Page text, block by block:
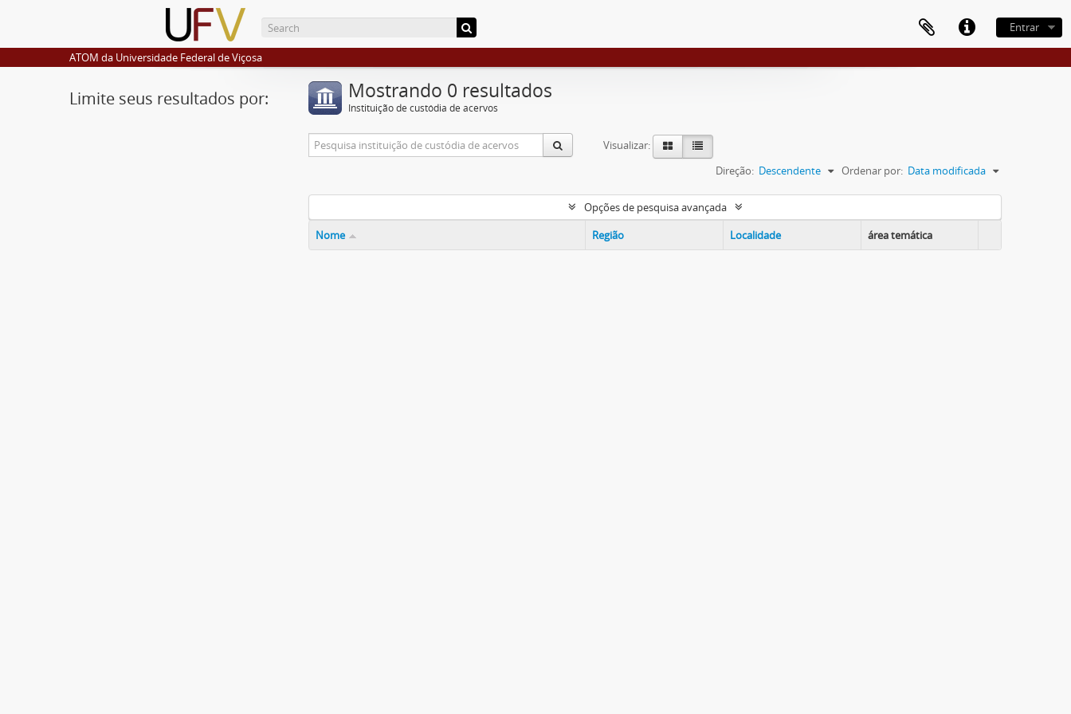
Entrar
ATOM da Universidade Federal de Viçosa
Limite seus resultados por: Mostrando 0 resultados
Instituição de custódia de acervos
Visualizar:
Ordenar por: Data modificada
Direção: Descendente
Opções de pesquisa avançada
Nome
Região Localidade área temática